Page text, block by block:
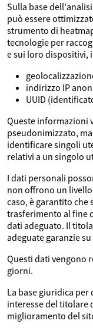
Sulla base
può essere
strumento di
tecnologie per
e sui loro dispositivi,
indirizzo IP
UUID
Queste informazioni
pseudonimizzato,
identificare singoli
relativi a un singolo
I dati personali
non offrono un
caso, è garantito che
trasferimento al fine
dati adeguato. Il
adeguate garanzie
Questi dati vengono
giorni.
La base giuridica
interesse del titolare
miglioramento del